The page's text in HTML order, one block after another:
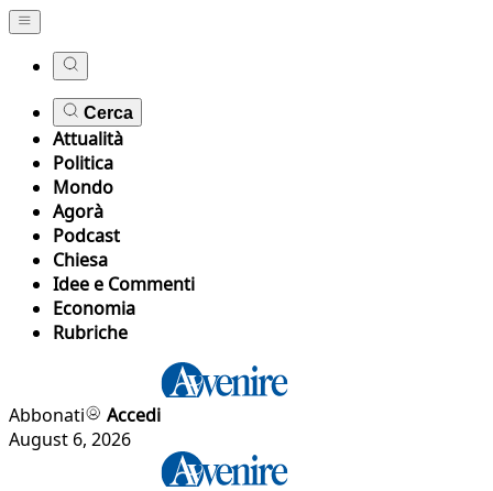
Cerca
Attualità
Politica
Mondo
Agorà
Podcast
Chiesa
Idee e Commenti
Economia
Rubriche
Abbonati
Accedi
August 6, 2026